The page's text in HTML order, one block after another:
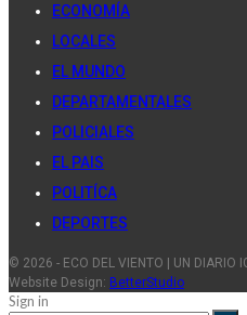
ECONOMÍA
LOCALES
EL MUNDO
DEPARTAMENTALES
POLICIALES
EL PAIS
POLITÍCA
DEPORTES
© 2026 - ECO DEL VIENTO | UN DIARIO
Website Design: BetterStudio
Sign in